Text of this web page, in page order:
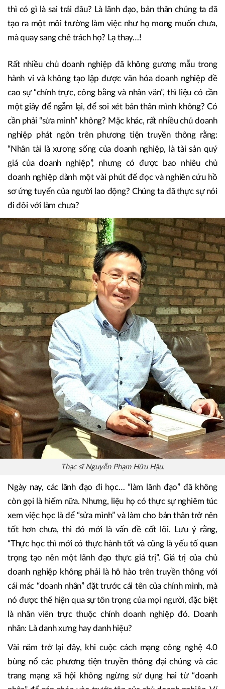
thì có gì là sai trái đâu? Là lãnh đạo, bản thân chúng ta đã
tạo ra một môi trường làm việc như họ mong muốn chưa,
mà quay sang chê trách họ? Lạ thay…!
Rất nhiều chủ doanh nghiệp đã không gương mẫu trong
hành vi và không tạo lập được văn hóa doanh nghiệp đề
cao sự “chính trực, công bằng và nhân văn”, thì liệu có cần
một giây để ngẫm lại, để soi xét bản thân mình không? Có
cần phải “sửa mình” không? Mặc khác, rất nhiều chủ doanh
nghiệp phát ngôn trên phương tiện truyền thông rằng:
“Nhân tài là xương sống của doanh nghiệp, là tài sản quý
giá của doanh nghiệp”, nhưng có được bao nhiêu chủ
doanh nghiệp dành một vài phút để đọc và nghiên cứu hồ
sơ ứng tuyển của người lao động? Chúng ta đã thực sự nói
đi đôi với làm chưa?
Thạc sĩ Nguyễn Phạm Hữu Hậu.
Ngày nay, các lãnh đạo đi học… “làm lãnh đạo” đã không
còn gọi là hiếm nữa. Nhưng, liệu họ có thực sự nghiêm túc
xem việc học là để “sửa mình” và làm cho bản thân trở nên
tốt hơn chưa, thì đó mới là vấn đề cốt lõi. Lưu ý rằng,
“Thực học thì mới có thực hành tốt và cũng là yếu tố quan
trọng tạo nên một lãnh đạo thực giá trị”. Giá trị của chủ
doanh nghiệp không phải là hô hào trên truyền thông với
cái mác “doanh nhân” đặt trước cái tên của chính mình, mà
nó được thể hiện qua sự tôn trọng của mọi người, đặc biệt
là nhân viên trực thuộc chính doanh nghiệp đó. Doanh
nhân: Là danh xưng hay danh hiệu?
Vài năm trở lại đây, khi cuộc cách mạng công nghệ 4.0
bùng nổ các phương tiện truyền thông đại chúng và các
trang mạng xã hội không ngừng sử dụng hai từ “doanh